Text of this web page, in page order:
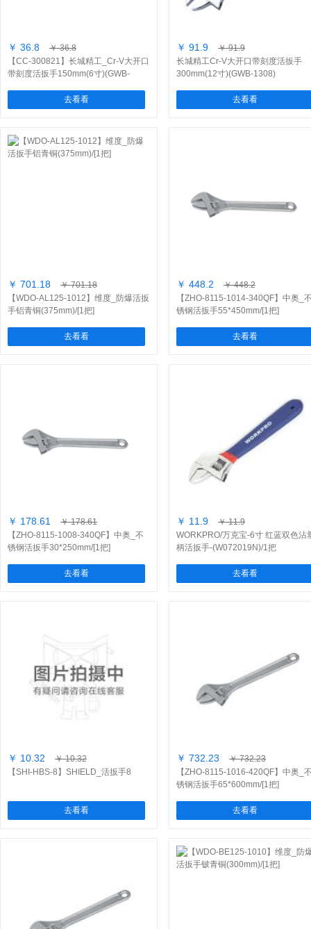
￥ 36.8
￥ 36.8
【CC-300821】长城精工_Cr-V大开口
带刻度活扳手150mm(6寸)(GWB-
去看看
￥ 91.9
￥ 91.9
长城精工Cr-V大开口带刻度活扳手
300mm(12寸)(GWB-1308)
去看看
￥ 701.18
￥ 701.18
【WDO-AL125-1012】维度_防爆活扳
手铝青铜(375mm)/[1把]
去看看
￥ 448.2
￥ 448.2
【ZHO-8115-1014-340QF】中奥_
锈钢活扳手55*450mm/[1把]
去看看
￥ 178.61
￥ 178.61
【ZHO-8115-1008-340QF】中奥_不
锈钢活扳手30*250mm/[1把]
去看看
￥ 11.9
￥ 11.9
WORKPRO/万克宝-6寸 红蓝双色沾
柄活扳手-(W072019N)/1把
去看看
￥ 10.32
￥ 10.32
【SHI-HBS-8】SHIELD_活扳手8
去看看
￥ 732.23
￥ 732.23
【ZHO-8115-1016-420QF】中奥_
锈钢活扳手65*600mm/[1把]
去看看